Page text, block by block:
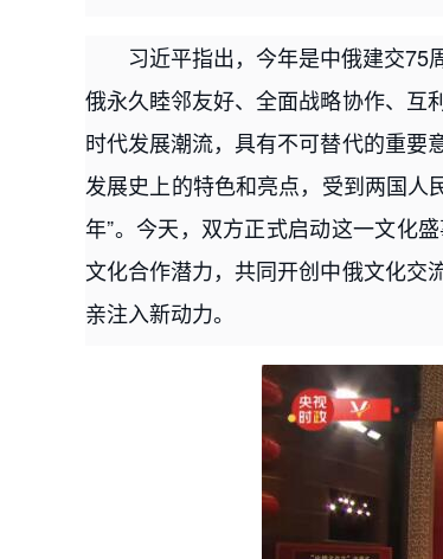
习近平指出，今年是中俄建交75
俄永久睦邻友好、全面战略协作、互
时代发展潮流，具有不可替代的重要
发展史上的特色和亮点，受到两国
年”。今天，双方正式启动这一文化
文化合作潜力，共同开创中俄文化交
亲注入新动力。